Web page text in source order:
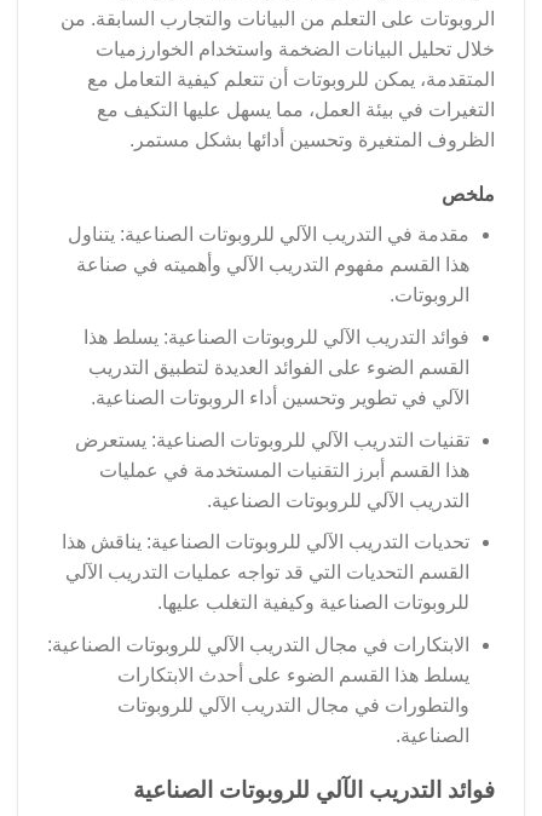
الروبوتات على التعلم من البيانات والتجارب السابقة. من
خلال تحليل البيانات الضخمة واستخدام الخوارزميات
المتقدمة، يمكن للروبوتات أن تتعلم كيفية التعامل مع
التغيرات في بيئة العمل، مما يسهل عليها التكيف مع
الظروف المتغيرة وتحسين أدائها بشكل مستمر.
ملخص
مقدمة في التدريب الآلي للروبوتات الصناعية: يتناول
هذا القسم مفهوم التدريب الآلي وأهميته في صناعة
الروبوتات.
فوائد التدريب الآلي للروبوتات الصناعية: يسلط هذا
القسم الضوء على الفوائد العديدة لتطبيق التدريب
الآلي في تطوير وتحسين أداء الروبوتات الصناعية.
تقنيات التدريب الآلي للروبوتات الصناعية: يستعرض
هذا القسم أبرز التقنيات المستخدمة في عمليات
التدريب الآلي للروبوتات الصناعية.
تحديات التدريب الآلي للروبوتات الصناعية: يناقش هذا
القسم التحديات التي قد تواجه عمليات التدريب الآلي
للروبوتات الصناعية وكيفية التغلب عليها.
الابتكارات في مجال التدريب الآلي للروبوتات الصناعية:
يسلط هذا القسم الضوء على أحدث الابتكارات
والتطورات في مجال التدريب الآلي للروبوتات
الصناعية.
فوائد التدريب الآلي للروبوتات الصناعية